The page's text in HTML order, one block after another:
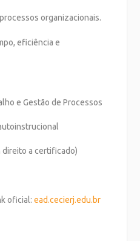
organizacionais.
eficiência e
e Gestão de Processos
direito a certificado)
oficial:ead.cecierj.edu.br